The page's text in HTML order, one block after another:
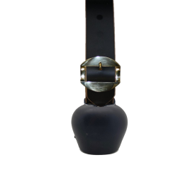
Zur Wunschliste hinzufügen
Zur Vergleichsliste hinzufügen